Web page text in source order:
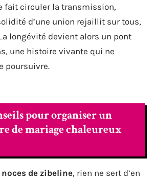
fait circuler la transmission,
d’une union rejaillit sur tous,
longévité devient alors un pont
une histoire vivante qui ne
poursuivre.
pour organiser un
de mariage chaleureux
noces de zibeline, rien ne sert d’en